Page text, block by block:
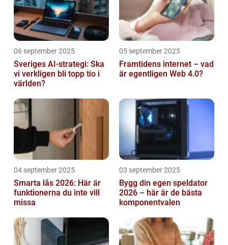
06 september 2025
Sveriges AI-strategi: Ska
vi verkligen bli topp tio i
världen?
05 september 2025
Framtidens internet – vad
är egentligen Web 4.0?
04 september 2025
Smarta lås 2026: Här är
funktionerna du inte vill
missa
03 september 2025
Bygg din egen speldator
2026 – här är de bästa
komponentvalen